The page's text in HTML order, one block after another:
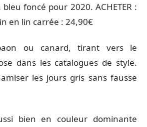
foncé pour 2020. ACHETER :
en lin carrée : 24,90€
ou canard, tirant vers le
dans les catalogues de style.
les jours gris sans fausse
bien en couleur dominante